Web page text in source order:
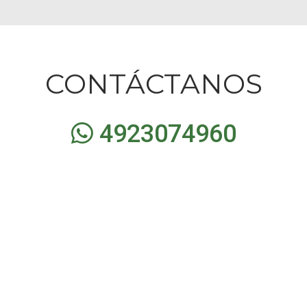
CONTÁCTANOS
4923074960